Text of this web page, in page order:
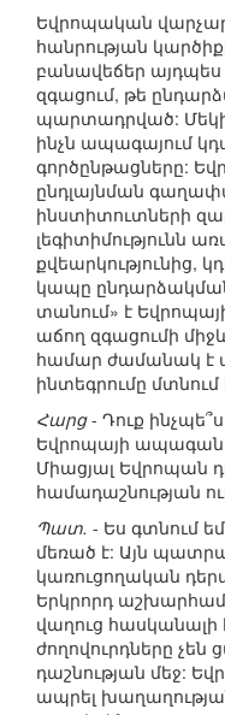
Եվրոպական
հանրության
բանավեճեր այդպես
զգացում, թե
պարտադրված:
ինչն ապագայում
գործընթացները:
ընդլայնման
ինստիտուտների
լեգիտիմությունն
քվեարկությունից,
կապը ընդարձակման
տանում» է
աճող զգացումի
համար ժամանակ է
ինտեգրումը
Հարց- Դուք
Եվրոպայի ապագան:
Միացյալ Եվրոպան
համադաշնության
Պատ. - Ես գտնում
մեռած է: Այն
կառուցողական
Երկրորդ
վաղուց
ժողովուրդները չեն
դաշնության մեջ:
ապրել